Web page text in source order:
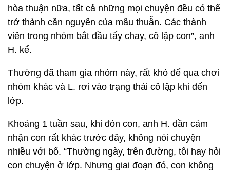
hòa thuận nữa, tất cả những mọi chuyện đều có thể
trở thành căn nguyên của mâu thuẫn. Các thành
viên trong nhóm bắt đầu tẩy chay, cô lập con”, anh
H. kể.
Thường đã tham gia nhóm này, rất khó để qua chơi
nhóm khác và L. rơi vào trạng thái cô lập khi đến
lớp.
Khoảng 1 tuần sau, khi đón con, anh H. dần cảm
nhận con rất khác trước đây, không nói chuyện
nhiều với bố. “Thường ngày, trên đường, tôi hay hỏi
con chuyện ở lớp. Nhưng giai đoạn đó, con không